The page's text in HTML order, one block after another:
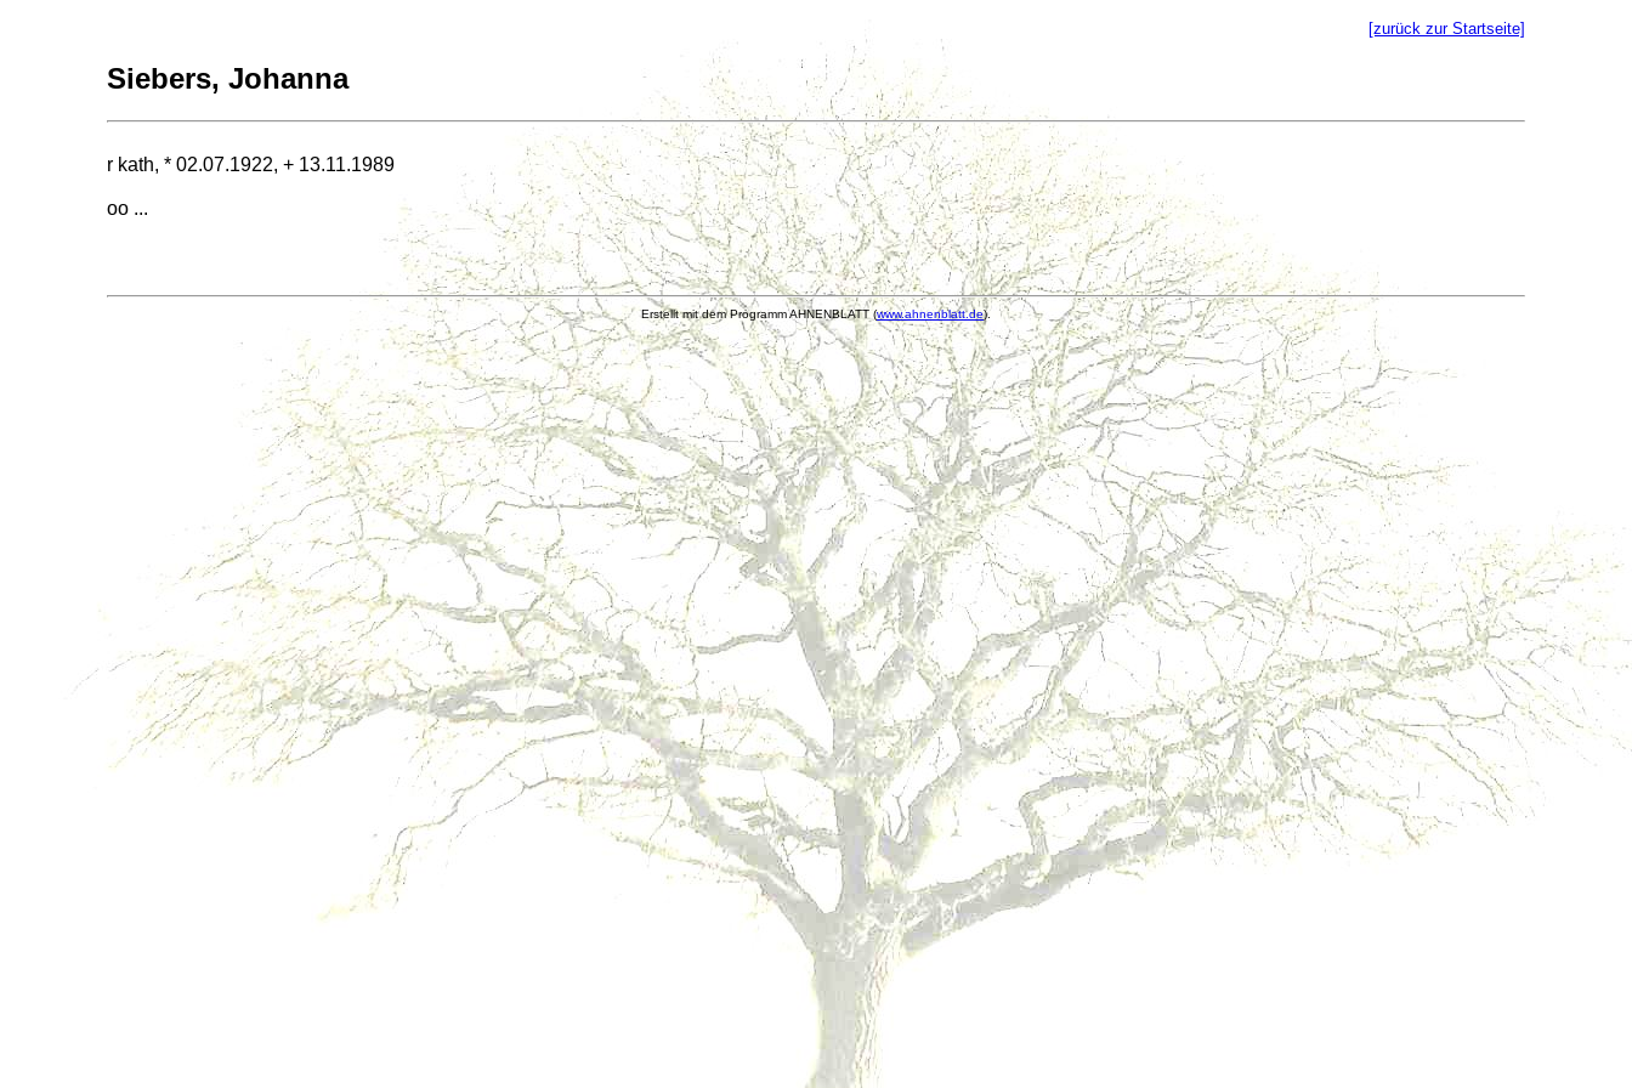
[zurück zur Startseite]
Siebers, Johanna
r kath, * 02.07.1922, + 13.11.1989
oo ...
Erstellt mit dem Programm AHNENBLATT (www.ahnenblatt.de).